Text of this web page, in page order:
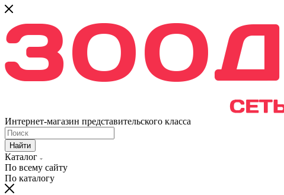
Интернет-магазин представительского класса
Найти
Каталог
По всему сайту
По каталогу